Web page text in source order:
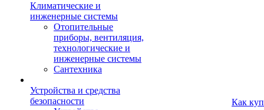
Климатические и
инженерные системы
Отопительные
приборы, вентиляция,
технологические и
инженерные системы
Сантехника
Устройства и средства
безопасности
Как